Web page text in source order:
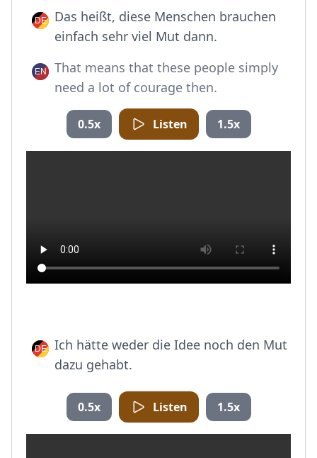
Das heißt, diese Menschen brauchen
einfach sehr viel Mut dann.
That means that these people simply
need a lot of courage then.
0.5x Listen 1.5x
Ich hätte weder die Idee noch den Mut
dazu gehabt.
0.5x Listen 1.5x